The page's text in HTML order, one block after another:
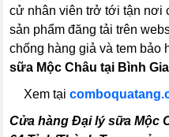
cử nhân viên trở tới tận nơi
sản phẩm đăng tải trên
chống hàng giả và tem
sữa Mộc Châu tại Bình Gia
Xem tại
Cửa hàng Đại lý sữa Mộc